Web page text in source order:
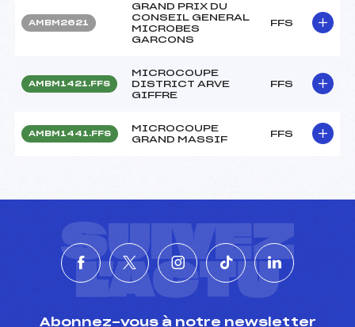
AMBM2621
GRAND PRIX DU
CONSEIL GENERAL
MICROBES
GARCONS
FFS
AMBM1421.FFS
MICROCOUPE
DISTRICT ARVE
GIFFRE
FFS
AMBM1441.FFS
MICROCOUPE
GRAND MASSIF
FFS
SUIVEZ
L'ACTU
Abonnez-vous à notre newsletter